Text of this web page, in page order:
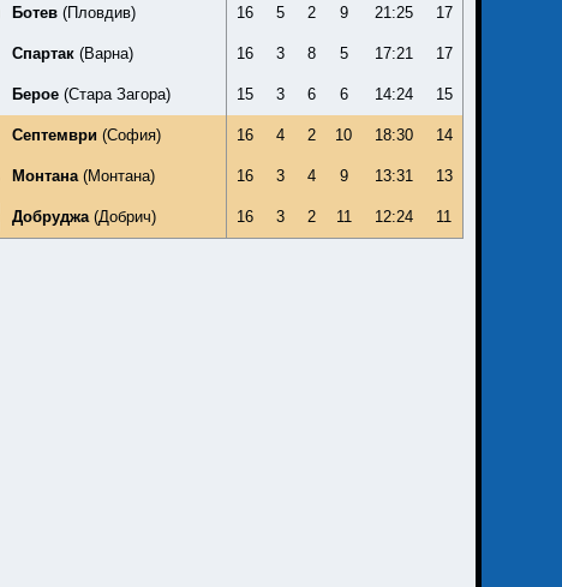
Ботев (Пловдив) 16 5 2 9 21:25 17
Спартак (Варна) 16 3 8 5 17:21 17
Берое (Стара Загора) 15 3 6 6 14:24 15
Септември (София) 16 4 2 10 18:30 14
Монтана(Монтана) 16 3 4 9 13:31 13
Добруджа(Добрич) 16 3 2 11 12:24 11